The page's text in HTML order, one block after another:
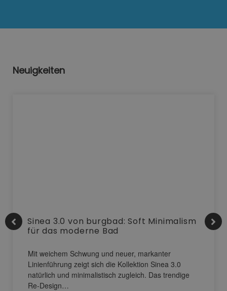
Neuigkeiten
Sinea 3.0 von burgbad: Soft Minimalism
für das moderne Bad
Mit weichem Schwung und neuer, markanter
Linienführung zeigt sich die Kollektion Sinea 3.0
natürlich und minimalistisch zugleich. Das trendige
Re-Design…